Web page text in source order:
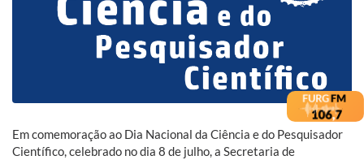
Em comemoração ao Dia Nacional da Ciência e do Pesquisador
Científico, celebrado no dia 8 de julho, a Secretaria de